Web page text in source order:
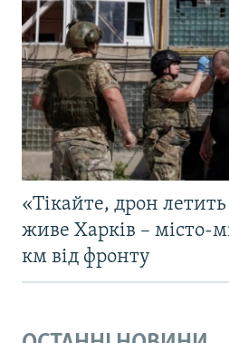
«Тікайте, дрон
живе Харків – місто-
км від фронту